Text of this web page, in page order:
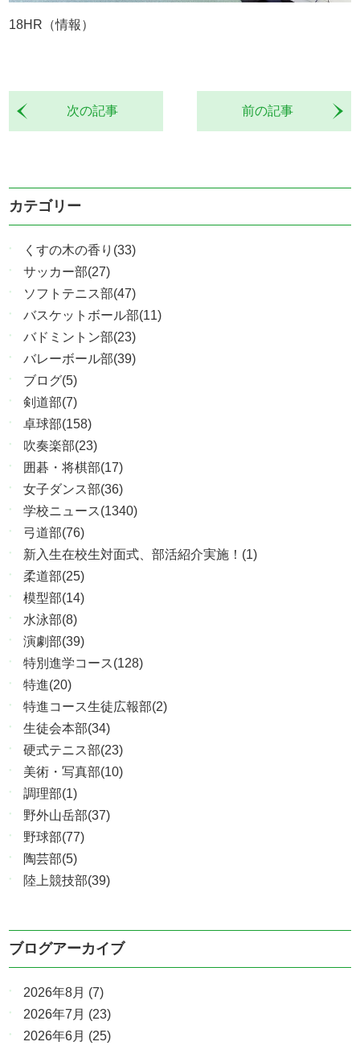
18HR（情報）
前の記事
次の記事
カテゴリー
くすの木の香り(33)
サッカー部(27)
ソフトテニス部(47)
バスケットボール部(11)
バドミントン部(23)
バレーボール部(39)
ブログ(5)
剣道部(7)
卓球部(158)
吹奏楽部(23)
囲碁・将棋部(17)
女子ダンス部(36)
学校ニュース(1340)
弓道部(76)
新入生在校生対面式、部活紹介実施！(1)
柔道部(25)
模型部(14)
水泳部(8)
演劇部(39)
特別進学コース(128)
特進(20)
特進コース生徒広報部(2)
生徒会本部(34)
硬式テニス部(23)
美術・写真部(10)
調理部(1)
野外山岳部(37)
野球部(77)
陶芸部(5)
陸上競技部(39)
ブログアーカイブ
2026年8月 (7)
2026年7月 (23)
2026年6月 (25)